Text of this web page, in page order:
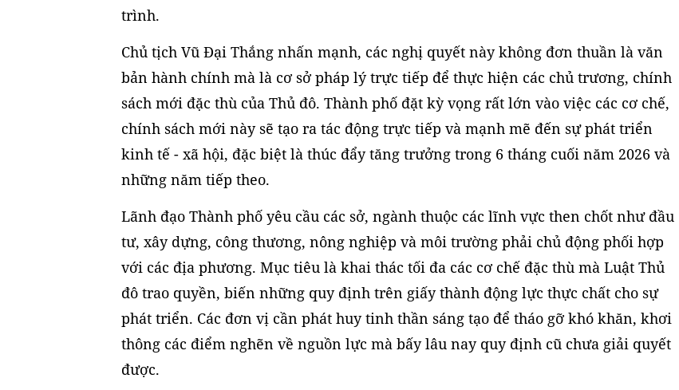
trình.
Chủ tịch Vũ Đại Thắng nhấn mạnh, các nghị quyết này không đơn thuần là văn
bản hành chính mà là cơ sở pháp lý trực tiếp để thực hiện các chủ trương, chính
sách mới đặc thù của Thủ đô. Thành phố đặt kỳ vọng rất lớn vào việc các cơ chế,
chính sách mới này sẽ tạo ra tác động trực tiếp và mạnh mẽ đến sự phát triển
kinh tế - xã hội, đặc biệt là thúc đẩy tăng trưởng trong 6 tháng cuối năm 2026 và
những năm tiếp theo.
Lãnh đạo Thành phố yêu cầu các sở, ngành thuộc các lĩnh vực then chốt như đầu
tư, xây dựng, công thương, nông nghiệp và môi trường phải chủ động phối hợp
với các địa phương. Mục tiêu là khai thác tối đa các cơ chế đặc thù mà Luật Thủ
đô trao quyền, biến những quy định trên giấy thành động lực thực chất cho sự
phát triển. Các đơn vị cần phát huy tinh thần sáng tạo để tháo gỡ khó khăn, khơi
thông các điểm nghẽn về nguồn lực mà bấy lâu nay quy định cũ chưa giải quyết
được.